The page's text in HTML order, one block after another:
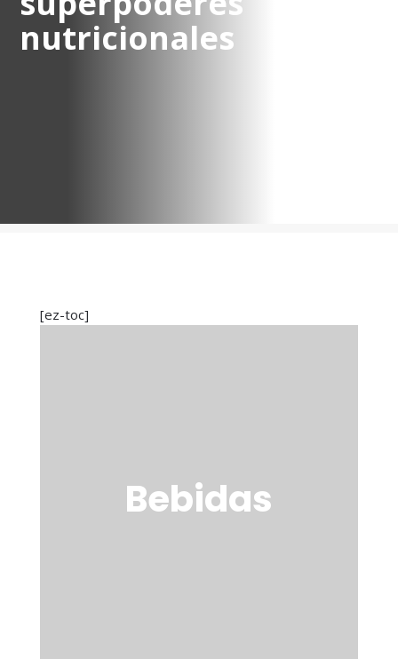
nutricionales
[ez-toc]
Bebidas